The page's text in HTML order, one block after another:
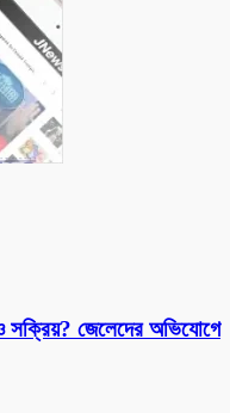
সক্রিয়? জেলেদের অভিযোগে